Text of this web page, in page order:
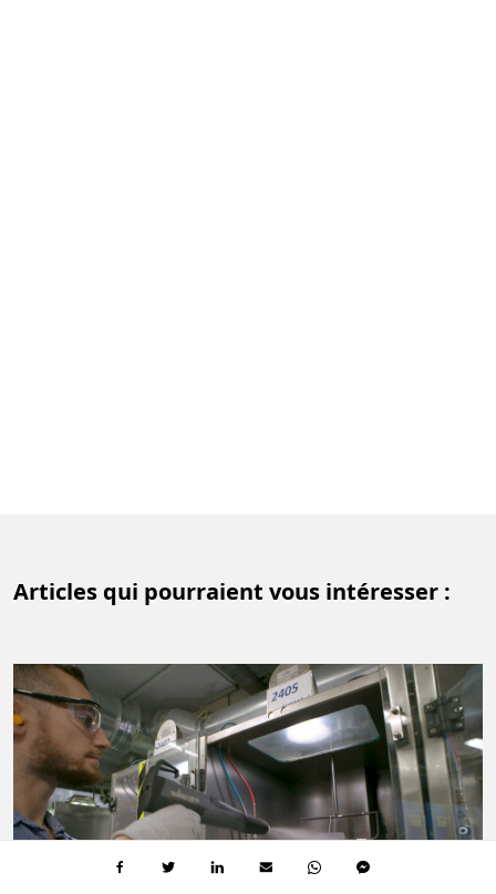
Articles qui pourraient vous intéresser :